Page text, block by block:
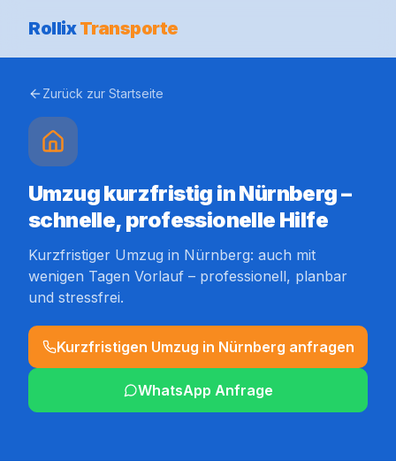
Rollix Transporte
Zurück zur Startseite
Umzug kurzfristig in Nürnberg –
schnelle, professionelle Hilfe
Kurzfristiger Umzug in Nürnberg: auch mit
wenigen Tagen Vorlauf – professionell, planbar
und stressfrei.
Kurzfristigen Umzug in Nürnberg anfragen
WhatsApp Anfrage